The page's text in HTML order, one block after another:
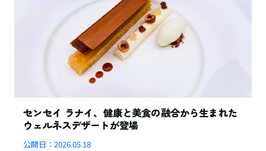
センセイ ラナイ、健康と美食の融合から生まれた
ウェルネスデザートが登場
公開日：2026.05.18